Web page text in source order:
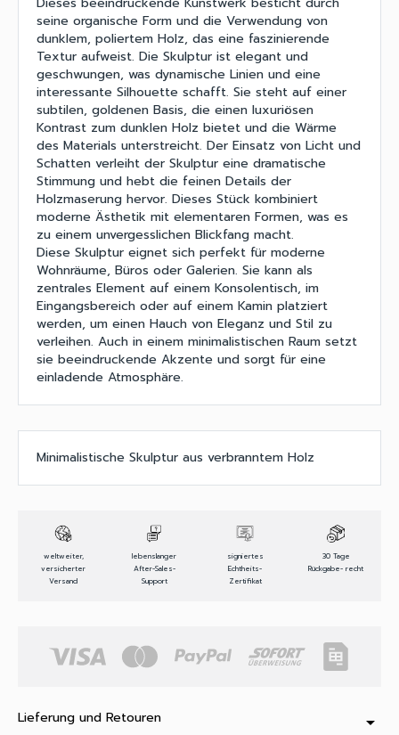
seine organische Form und die Verwendung von
dunklem, poliertem Holz, das eine faszinierende
Textur aufweist. Die Skulptur ist elegant und
geschwungen, was dynamische Linien und eine
interessante Silhouette schafft. Sie steht auf einer
subtilen, goldenen Basis, die einen luxuriösen
Kontrast zum dunklen Holz bietet und die Wärme
des Materials unterstreicht. Der Einsatz von Licht und
Schatten verleiht der Skulptur eine dramatische
Stimmung und hebt die feinen Details der
Holzmaserung hervor. Dieses Stück kombiniert
moderne Ästhetik mit elementaren Formen, was es
zu einem unvergesslichen Blickfang macht.
Diese Skulptur eignet sich perfekt für moderne
Wohnräume, Büros oder Galerien. Sie kann als
zentrales Element auf einem Konsolentisch, im
Eingangsbereich oder auf einem Kamin platziert
werden, um einen Hauch von Eleganz und Stil zu
verleihen. Auch in einem minimalistischen Raum setzt
sie beeindruckende Akzente und sorgt für eine
einladende Atmosphäre.
Minimalistische Skulptur aus verbranntem Holz
weltweiter,
versicherter
Versand
lebenslanger
After-Sales-
Support
signiertes
Echtheits-
Zertifikat
30 Tage
Rückgabe- recht
Lieferung und Retouren arrow_drop_down